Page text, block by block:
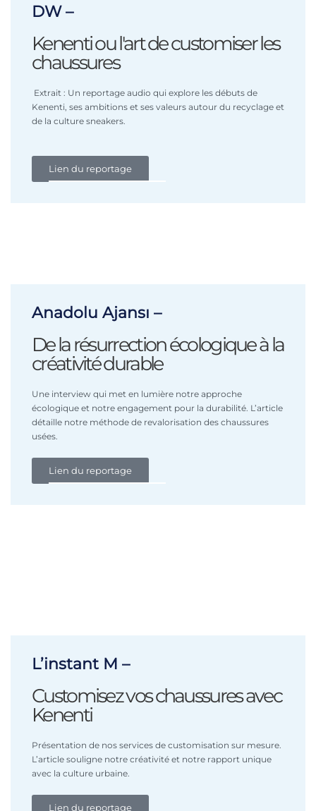
DW –
Kenenti ou l'art de customiser les
chaussures
Extrait : Un reportage audio qui explore les débuts de
Kenenti, ses ambitions et ses valeurs autour du recyclage et
de la culture sneakers.
Lien du reportage
Anadolu Ajansı –
De la résurrection écologique à la
créativité durable
Une interview qui met en lumière notre approche
écologique et notre engagement pour la durabilité. L’article
détaille notre méthode de revalorisation des chaussures
usées.
Lien du reportage
L’instant M –
Customisez vos chaussures avec
Kenenti
Présentation de nos services de customisation sur mesure.
L’article souligne notre créativité et notre rapport unique
avec la culture urbaine.
Lien du reportage